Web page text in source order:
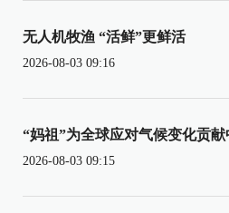
无人机牧渔 “活鲜”更鲜活
2026-08-03 09:16
“妈祖”为全球应对气候变化贡
2026-08-03 09:15